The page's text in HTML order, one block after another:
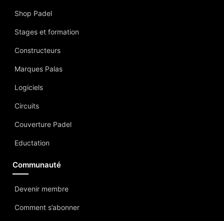
Shop Padel
Stages et formation
Constructeurs
Marques Palas
Logiciels
Circuits
Couverture Padel
Eductation
Communauté
Devenir membre
Comment s’abonner